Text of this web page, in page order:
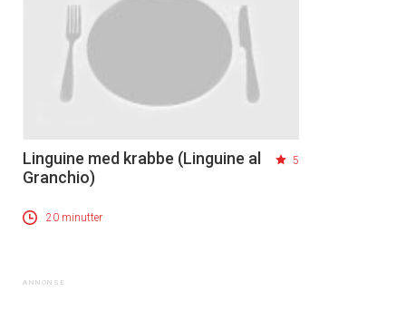
Linguine med krabbe (Linguine al
Granchio)
5
20 minutter